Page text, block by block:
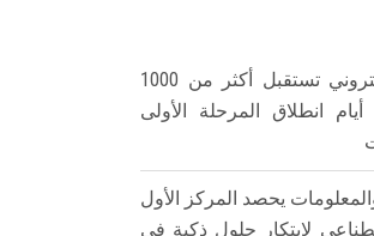
معامل التنسيق الإلكتروني تستقبل أكثر من 1000
انطلاق المرحلة الأولى
يحصد المركز الأول
لابتكار حلول ذكية في